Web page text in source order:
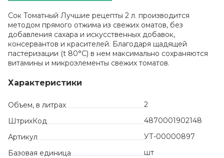
Сок Томатный Лучшие рецепты 2 л. производится
методом прямого отжима из свежих оматов, без
добавления сахара и искусственных добавок,
консервантов и красителей. Благодаря щадящей
пастеризации (t 80°С) в нем максимально сохраняются
витамины и микроэлементы свежих томатов.
Характеристики
Объем, в литрах
2
ШтрихКод
4870001902148
Артикул
УТ-00000897
Базовая единица
шт